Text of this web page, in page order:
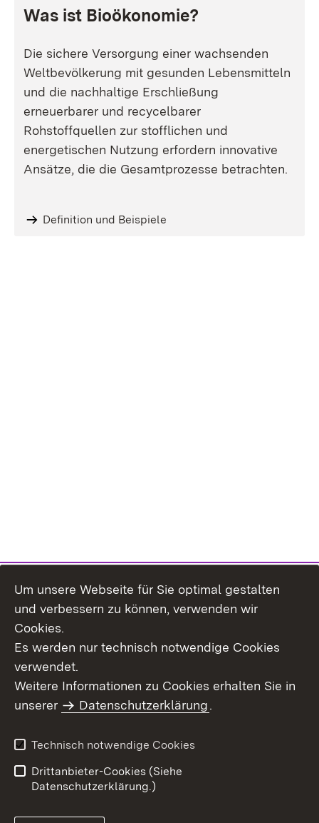
Was ist Bioökonomie?
Die sichere Versorgung einer wachsenden
Weltbevölkerung mit gesunden Lebensmitteln
und die nachhaltige Erschließung
erneuerbarer und recycelbarer
Rohstoffquellen zur stofflichen und
energetischen Nutzung erfordern innovative
Ansätze, die die Gesamtprozesse betrachten.
Definition und Beispiele
Themenübersicht
Barrierefreiheit
Um unsere Webseite für Sie optimal gestalten
und verbessern zu können, verwenden wir
Cookies.
Es werden nur technisch notwendige Cookies
verwendet.
Weitere Informationen zu Cookies erhalten Sie in
unserer
Datenschutzerklärung.
Technisch notwendige Cookies
Drittanbieter-Cookies (Siehe
Datenschutzerklärung.)